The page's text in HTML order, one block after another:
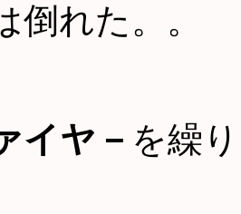
倒れた。。
イヤ－ を繰